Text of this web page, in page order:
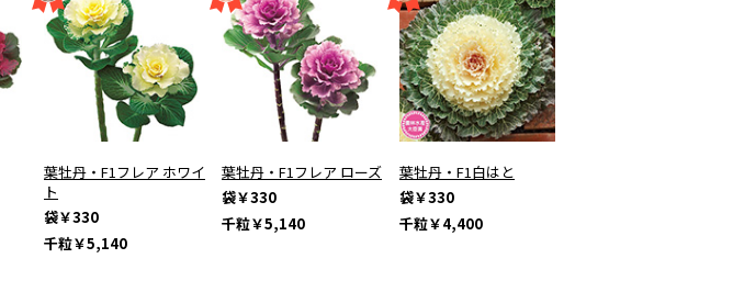
葉牡丹・F1フレア ホワイ
ト
袋￥330
千粒￥5,140
葉牡丹・F1フレア ローズ
袋￥330
千粒￥5,140
葉牡丹・F1白はと
袋￥330
千粒￥4,400